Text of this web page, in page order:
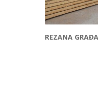
REZANA GRAĐA